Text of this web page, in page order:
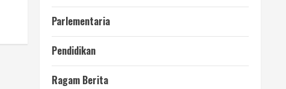
Parlementaria
Pendidikan
Ragam Berita